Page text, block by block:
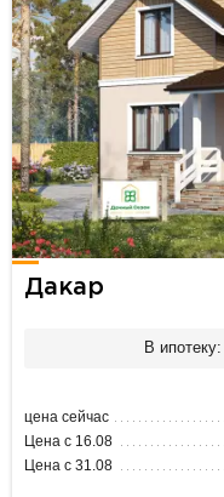
Дакар
В ипотеку:
цена сейчас
Цена с 16.08
Цена с 31.08